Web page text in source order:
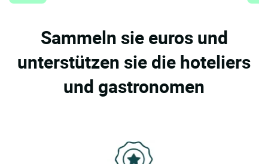
Sammeln sie euros und
unterstützen sie die hoteliers
und gastronomen